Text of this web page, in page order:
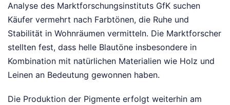
Analyse des Marktforschungsinstituts GfK suchen
Käufer vermehrt nach Farbtönen, die Ruhe und
Stabilität in Wohnräumen vermitteln. Die Marktforscher
stellten fest, dass helle Blautöne insbesondere in
Kombination mit natürlichen Materialien wie Holz und
Leinen an Bedeutung gewonnen haben.
Die Produktion der Pigmente erfolgt weiterhin am